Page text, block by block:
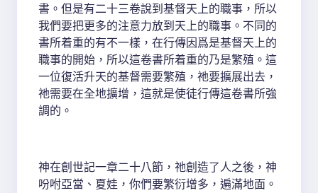
書。但是有二十三卷說到基督天上的職事，所以
我們要把更多的注意力放到天上的職事。不同的
書所着重的有不一樣，在行傳因爲是基督天上的
職事的開始，所以這卷書所着重的乃是繁殖。這
一位復活升天的基督需要繁殖，祂要擴展出去，
祂需要在全地擴增，這就是使徒行傳這卷書所強
調的。
神在創世記一章二十八節，祂創造了人之後，神
吩咐亞當、夏娃，你們要繁衍增多，遍滿地面。